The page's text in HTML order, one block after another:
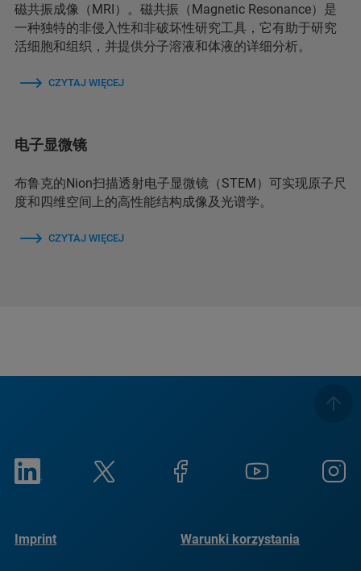
磁共振成像（MRI）。磁共振（Magnetic Resonance）是
一种独特的非侵入性和非破坏性研究工具，它有助于研究
活细胞和组织，并提供分子溶液和体液的详细分析。
CZYTAJ WIĘCEJ
电子显微镜
布鲁克的Nion扫描透射电子显微镜（STEM）可实现原子尺
度和四维空间上的高性能结构成像及光谱学。
CZYTAJ WIĘCEJ
Imprint Warunki korzystania